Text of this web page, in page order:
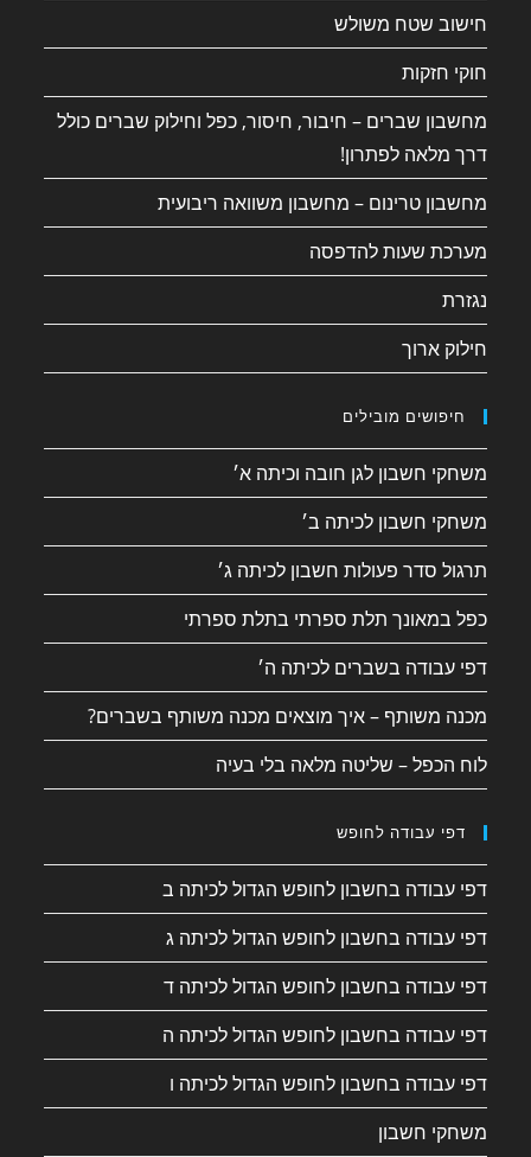
חישוב שטח משולש
חוקי חזקות
מחשבון שברים – חיבור, חיסור, כפל וחילוק שברים כולל
דרך מלאה לפתרון!
מחשבון טרינום – מחשבון משוואה ריבועית
מערכת שעות להדפסה
נגזרת
חילוק ארוך
חיפושים מובילים
משחקי חשבון לגן חובה וכיתה א׳
משחקי חשבון לכיתה ב׳
תרגול סדר פעולות חשבון לכיתה ג׳
כפל במאונך תלת ספרתי בתלת ספרתי
דפי עבודה בשברים לכיתה ה׳
מכנה משותף – איך מוצאים מכנה משותף בשברים?
לוח הכפל – שליטה מלאה בלי בעיה
דפי עבודה לחופש
דפי עבודה בחשבון לחופש הגדול לכיתה ב
דפי עבודה בחשבון לחופש הגדול לכיתה ג
דפי עבודה בחשבון לחופש הגדול לכיתה ד
דפי עבודה בחשבון לחופש הגדול לכיתה ה
דפי עבודה בחשבון לחופש הגדול לכיתה ו
משחקי חשבון